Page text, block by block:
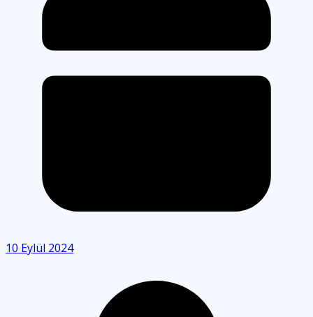
10 Eylül 2024